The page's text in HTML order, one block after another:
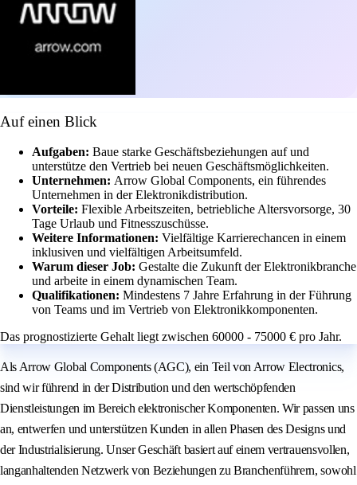
Auf einen Blick
Aufgaben: Baue starke Geschäftsbeziehungen auf und
unterstütze den Vertrieb bei neuen Geschäftsmöglichkeiten.
Unternehmen: Arrow Global Components, ein führendes
Unternehmen in der Elektronikdistribution.
Vorteile: Flexible Arbeitszeiten, betriebliche Altersvorsorge, 30
Tage Urlaub und Fitnesszuschüsse.
Weitere Informationen: Vielfältige Karrierechancen in einem
inklusiven und vielfältigen Arbeitsumfeld.
Warum dieser Job: Gestalte die Zukunft der Elektronikbranche
und arbeite in einem dynamischen Team.
Qualifikationen: Mindestens 7 Jahre Erfahrung in der Führung
von Teams und im Vertrieb von Elektronikkomponenten.
Das prognostizierte Gehalt liegt zwischen 60000 - 75000 € pro Jahr.
Als Arrow Global Components (AGC), ein Teil von Arrow Electronics,
sind wir führend in der Distribution und den wertschöpfenden
Dienstleistungen im Bereich elektronischer Komponenten. Wir passen uns
an, entwerfen und unterstützen Kunden in allen Phasen des Designs und
der Industrialisierung. Unser Geschäft basiert auf einem vertrauensvollen,
langanhaltenden Netzwerk von Beziehungen zu Branchenführern, sowohl